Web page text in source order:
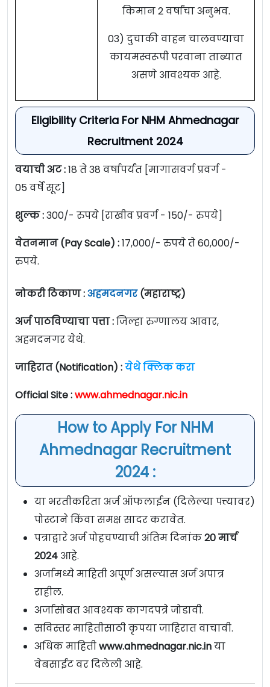
किमान 2 वर्षांचा अनुभव.
03) दुचाकी वाहन चालवण्याचा
कायमस्वरूपी परवाना ताब्यात
असणे आवश्यक आहे.
Eligibility Criteria For NHM Ahmednagar
Recruitment 2024
वयाची अट :18 ते 38 वर्षापर्यंत [मागासवर्ग प्रवर्ग -
05 वर्षे सूट]
शुल्क :300/- रुपये [राखीव प्रवर्ग - 150/- रुपये]
वेतनमान (Pay Scale) :17,000/- रुपये ते 60,000/-
रुपये.
नोकरी ठिकाण :अहमदनगर(महाराष्ट्र)
अर्ज पाठविण्याचा पत्ता :जिल्हा रुग्णालय आवार,
अहमदनगर येथे.
जाहिरात (Notification) :येथे क्लिक करा
Official Site :www.ahmednagar.nic.in
How to Apply For NHM
Ahmednagar Recruitment
2024 :
या भरतीकरिता अर्ज ऑफलाईन (दिलेल्या पत्त्यावर)
पोस्टाने किंवा समक्ष सादर करावेत.
पत्राद्वारे अर्ज पोहचण्याची अंतिम दिनांक20 मार्च
2024 आहे.
अर्जामध्ये माहिती अपूर्ण असल्यास अर्ज अपात्र
राहील.
अर्जासोबत आवश्यक कागदपत्रे जोडावी.
सविस्तर माहितीसाठी कृपया जाहिरात वाचावी.
अधिक माहितीwww.ahmednagar.nic.inया
वेबसाईट वर दिलेली आहे.